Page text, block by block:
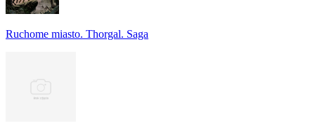
Ruchome miasto. Thorgal. Saga